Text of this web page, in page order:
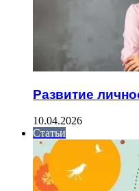
Развитие
10.04.2026
Статьи